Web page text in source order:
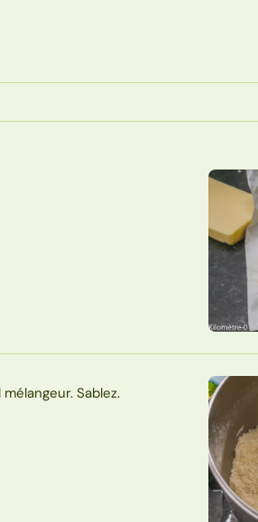
Sablez.